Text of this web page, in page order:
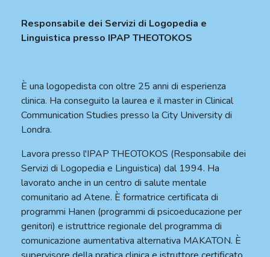
Responsabile dei Servizi di Logopedia e
Linguistica presso IPAP THEOTOKOS
È una logopedista con oltre 25 anni di esperienza
clinica. Ha conseguito la laurea e il master in Clinical
Communication Studies presso la City University di
Londra.
Lavora presso l'IPAP THEOTOKOS (Responsabile dei
Servizi di Logopedia e Linguistica) dal 1994. Ha
lavorato anche in un centro di salute mentale
comunitario ad Atene. È formatrice certificata di
programmi Hanen (programmi di psicoeducazione per
genitori) e istruttrice regionale del programma di
comunicazione aumentativa alternativa MAKATON. È